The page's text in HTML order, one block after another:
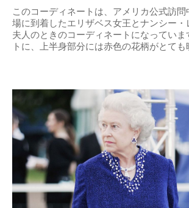
このコーディネートは、アメリカ公式訪
場に到着したエリザベス女王とナンシー
夫人のときのコーディネートになっていま
トに、上半身部分には赤色の花柄がとても